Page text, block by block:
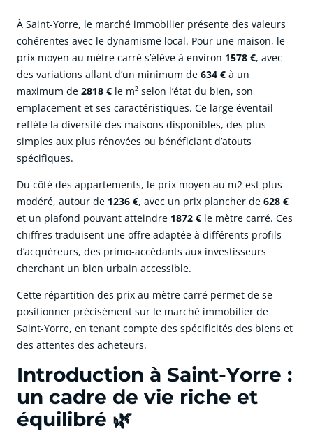
À Saint-Yorre, le marché immobilier présente des valeurs
cohérentes avec le dynamisme local. Pour une maison, le
prix moyen au mètre carré s’élève à environ 1578 €, avec
des variations allant d’un minimum de 634 € à un
maximum de 2818 € le m² selon l’état du bien, son
emplacement et ses caractéristiques. Ce large éventail
reflète la diversité des maisons disponibles, des plus
simples aux plus rénovées ou bénéficiant d’atouts
spécifiques.
Du côté des appartements, le prix moyen au m2 est plus
modéré, autour de 1236 €, avec un prix plancher de 628 €
et un plafond pouvant atteindre 1872 € le mètre carré. Ces
chiffres traduisent une offre adaptée à différents profils
d’acquéreurs, des primo-accédants aux investisseurs
cherchant un bien urbain accessible.
Cette répartition des prix au mètre carré permet de se
positionner précisément sur le marché immobilier de
Saint-Yorre, en tenant compte des spécificités des biens et
des attentes des acheteurs.
Introduction à Saint-Yorre :
un cadre de vie riche et
équilibré 🌿